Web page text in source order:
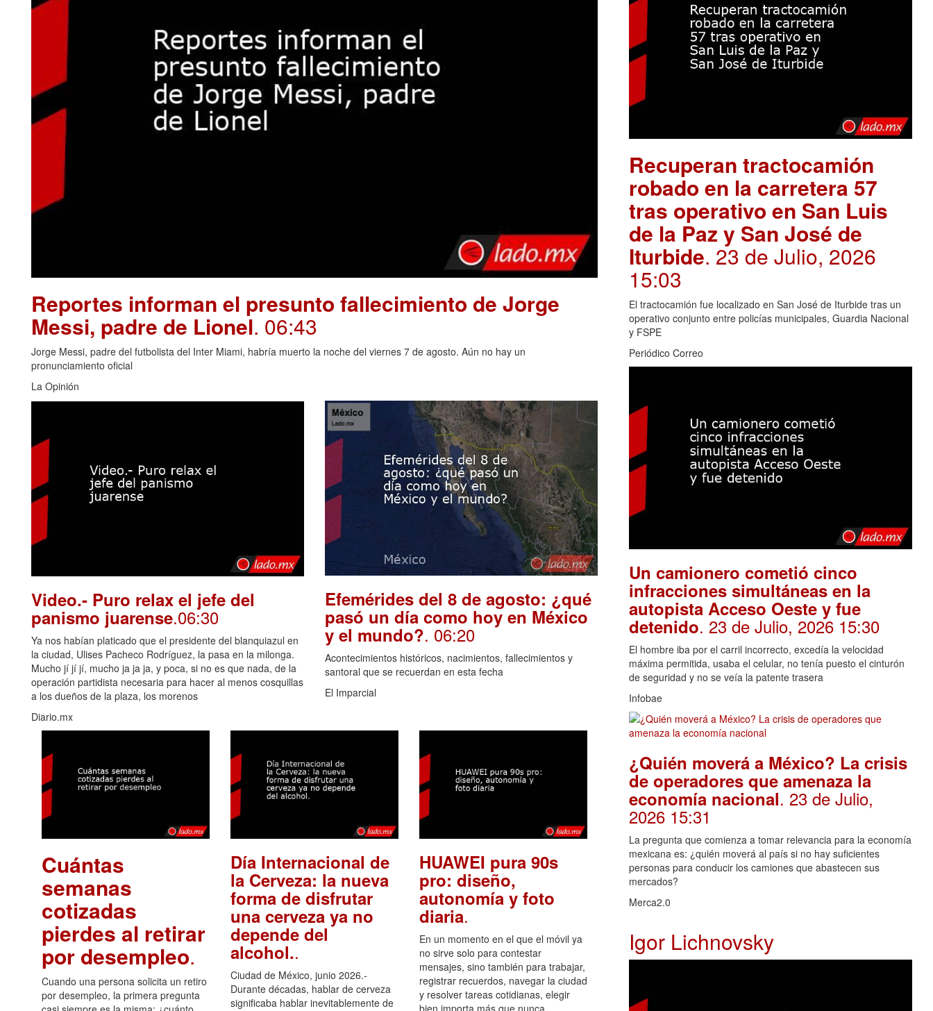
Reportes informan el presunto fallecimiento de Jorge
Messi, padre de Lionel. 06:43
Jorge Messi, padre del futbolista del Inter Miami, habría muerto la noche del viernes 7 de agosto. Aún no hay un
pronunciamiento oficial
La Opinión
Video.- Puro relax el jefe del
panismo juarense.06:30
Ya nos habían platicado que el presidente del blanquiazul en
la ciudad, Ulises Pacheco Rodríguez, la pasa en la milonga.
Mucho jí jí jí, mucho ja ja ja, y poca, si no es que nada, de la
operación partidista necesaria para hacer al menos cosquillas
a los dueños de la plaza, los morenos
Diario.mx
Efemérides del 8 de agosto: ¿qué
pasó un día como hoy en México
y el mundo?. 06:20
Acontecimientos históricos, nacimientos, fallecimientos y
santoral que se recuerdan en esta fecha
El Imparcial
Cuántas
semanas
cotizadas
pierdes al retirar
por desempleo.
Cuando una persona solicita un retiro
por desempleo, la primera pregunta
Día Internacional de
la Cerveza: la nueva
forma de disfrutar
una cerveza ya no
depende del
alcohol..
Ciudad de México, junio 2026.-
Durante décadas, hablar de cerveza
significaba hablar inevitablemente de
HUAWEI pura 90s
pro: diseño,
autonomía y foto
diaria.
En un momento en el que el móvil ya
no sirve solo para contestar
mensajes, sino también para trabajar,
registrar recuerdos, navegar la ciudad
y resolver tareas cotidianas, elegir
bien importa más que nunca.
Recuperan tractocamión
robado en la carretera 57
tras operativo en San Luis
de la Paz y San José de
Iturbide. 23 de Julio, 2026
15:03
El tractocamión fue localizado en San José de Iturbide tras un
operativo conjunto entre policías municipales, Guardia Nacional
y FSPE
Periódico Correo
Un camionero cometió cinco
infracciones simultáneas en la
autopista Acceso Oeste y fue
detenido. 23 de Julio, 2026 15:30
El hombre iba por el carril incorrecto, excedía la velocidad
máxima permitida, usaba el celular, no tenía puesto el cinturón
de seguridad y no se veía la patente trasera
Infobae
¿Quién moverá a México? La crisis
de operadores que amenaza la
economía nacional. 23 de Julio,
2026 15:31
La pregunta que comienza a tomar relevancia para la economía
mexicana es: ¿quién moverá al país si no hay suficientes
personas para conducir los camiones que abastecen sus
mercados?
Merca2.0
Igor Lichnovsky